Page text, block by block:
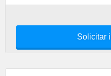
Solicitar